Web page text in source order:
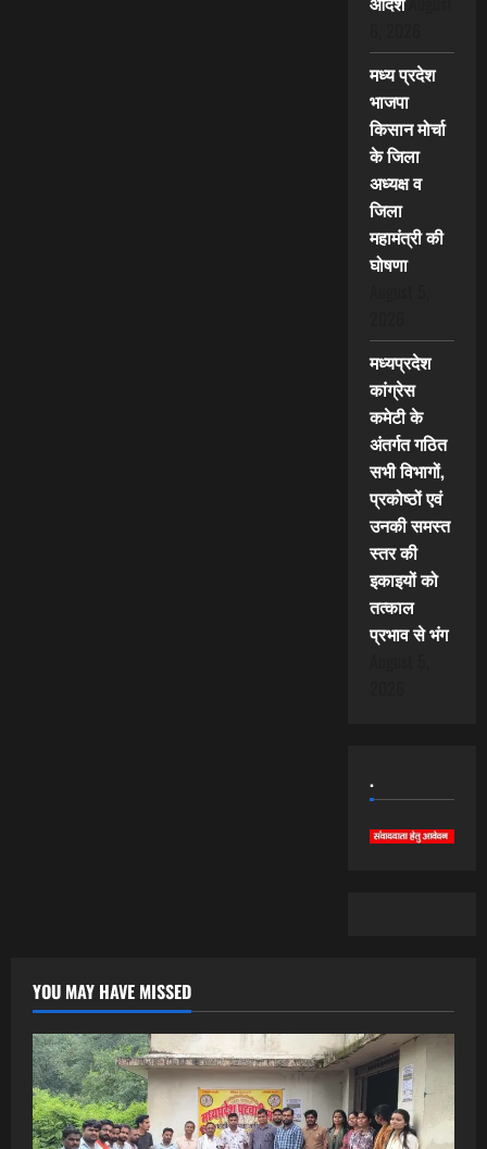
मध्य प्रदेश
भाजपा
किसान मोर्चा
के जिला
अध्यक्ष व
जिला
महामंत्री की
घोषणा
मध्यप्रदेश
कांग्रेस
कमेटी के
अंतर्गत गठित
सभी विभागों,
प्रकोष्ठों एवं
उनकी समस्त
स्तर की
इकाइयों को
तत्काल
प्रभाव से भंग
.
YOU MAY HAVE MISSED